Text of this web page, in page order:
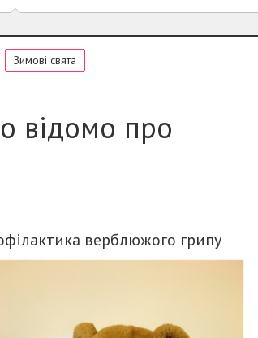
Зимові свята
відомо про
верблюжого грипу